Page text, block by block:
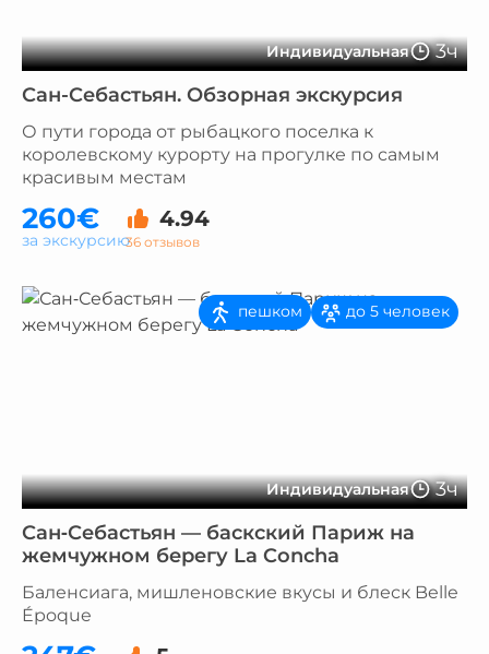
Индивидуальная 3ч
Сан-Себастьян. Обзорная экскурсия
О пути города от рыбацкого поселка к
королевскому курорту на прогулке по самым
красивым местам
260€ 4.94
36 отзывов
за экскурсию
Индивидуальная 3ч
пешком до 5 человек
Сан‑Себастьян — баскский Париж на
жемчужном берегу La Concha
Баленсиага, мишленовские вкусы и блеск Belle
Époque